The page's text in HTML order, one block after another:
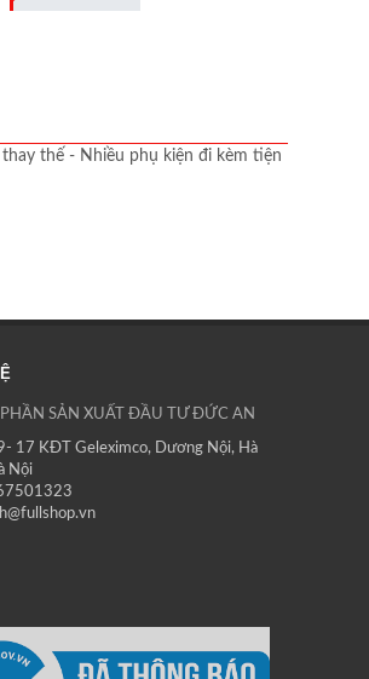
thế - Nhiều phụ kiện đi kèm tiện
PHẦN SẢN XUẤT ĐẦU TƯ ĐỨC AN
17 KĐT Geleximco, Dương Nội, Hà
Nội